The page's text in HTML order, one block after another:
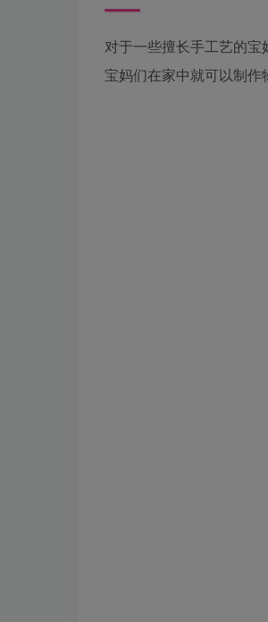
对于一些擅长手工艺的
宝妈们在家中就可以制作